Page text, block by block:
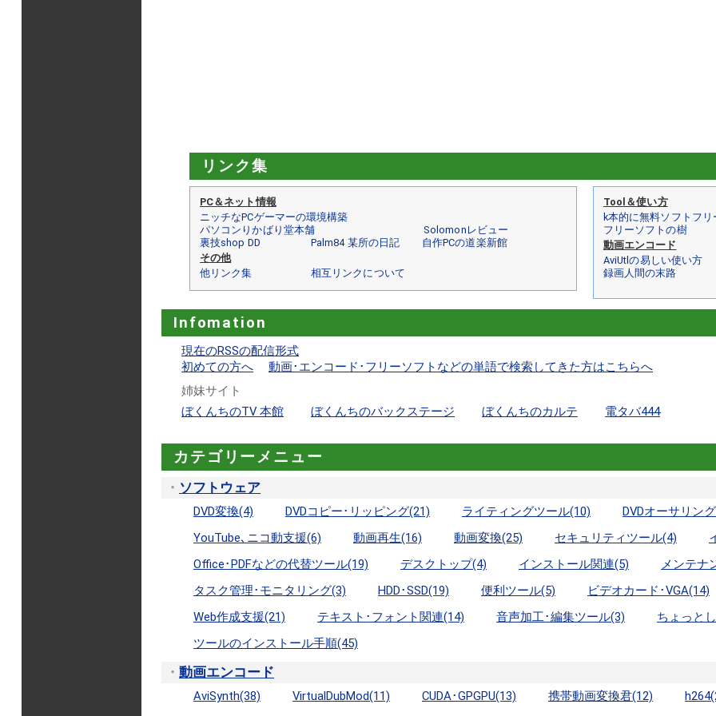
リンク集
PC＆ネット情報
ニッチなPCゲーマーの環境構築
パソコンりかばり堂本舗
Solomonレビュー
裏技shop DD
Palm84 某所の日記
自作PCの道楽新館
その他
他リンク集
相互リンクについて
Tool＆使い方
k本的に無料ソフトフリ
フリーソフトの樹
動画エンコード
AviUtlの易しい使い方
録画人間の末路
Infomation
現在のRSSの配信形式
初めての方へ
動画･エンコード･フリーソフトなどの単語で検索してきた方はこちらへ
姉妹サイト
ぼくんちのTV 本館
ぼくんちのバックステージ ぼくんちのカルテ 電タバ444
カテゴリーメニュー
・ ソフトウェア
DVD変換(4) DVDコピー･リッピング(21) ライティングツール(10) DVDオーサリン
YouTube､ニコ動支援(6)
動画再生(16) 動画変換(25) セキュリティツール(4)
Office･PDFなどの代替ツール(19)
デスクトップ(4) インストール関連(5) メンテナ
タスク管理･モニタリング(3)
HDD･SSD(19) 便利ツール(5) ビデオカード･VGA(14)
Web作成支援(21)
テキスト･フォント関連(14) 音声加工･編集ツール(3) ちょっと
ツールのインストール手順(45)
・ 動画エンコード
AviSynth(38) VirtualDubMod(11) CUDA･GPGPU(13) 携帯動画変換君(12)